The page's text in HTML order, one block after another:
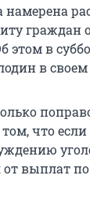
граждан
в
в
что если
от выплат